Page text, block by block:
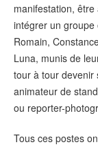
manifestation,
intégrer un groupe
Romain,
Luna, munis de
tour à tour devenir
animateur de
ou reporter-
Tous ces postes